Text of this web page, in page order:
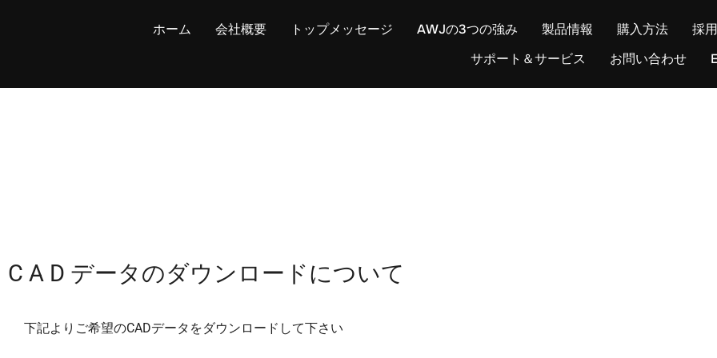
ホーム 会社概要 トップメッセージ AWJの3つの強み 製品情報 購入方法
採
サポート＆サービス
お問い合わせ
C A D データのダウンロードについて
下記よりご希望のCADデータをダウンロードして下さい